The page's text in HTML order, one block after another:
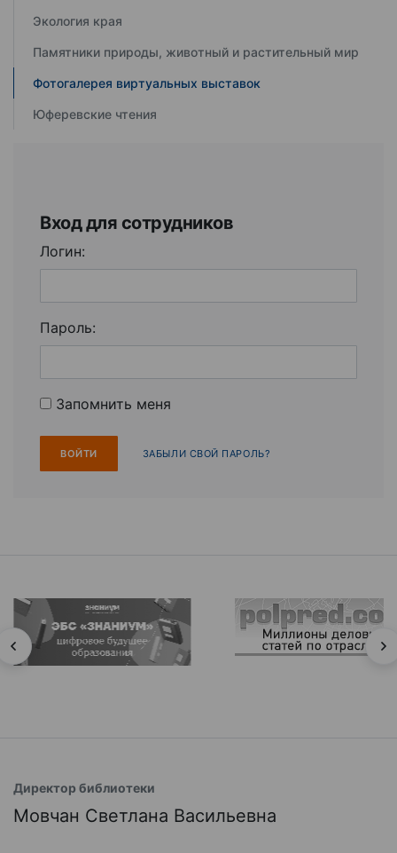
Экология края
Памятники природы, животный и растительный мир
Фотогалерея виртуальных выставок
Юферевские чтения
Вход для сотрудников
Логин:
Пароль:
Запомнить меня
ЗАБЫЛИ СВОЙ ПАРОЛЬ?
Директор библиотеки
Мовчан Светлана Васильевна